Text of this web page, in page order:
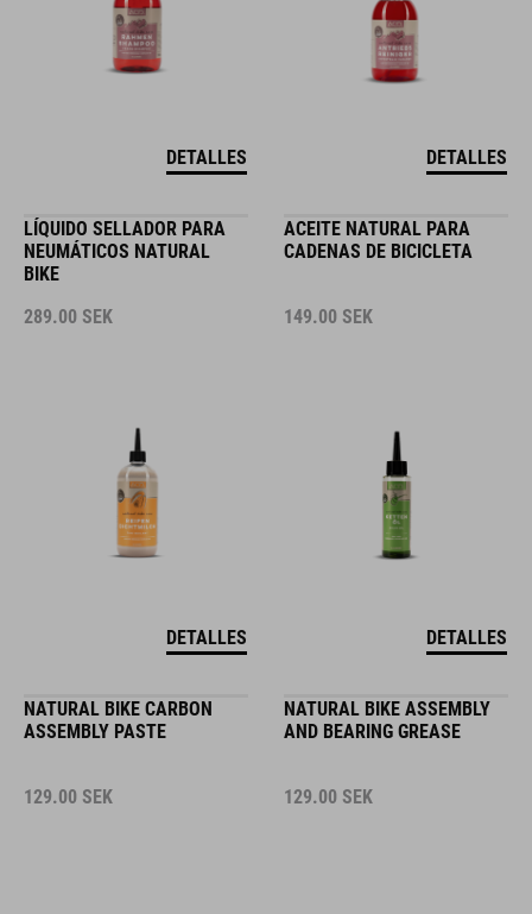
DETALLES DETALLES
LÍQUIDO SELLADOR PARA
NEUMÁTICOS NATURAL
BIKE
289.00 SEK
DETALLES
ACEITE NATURAL PARA
CADENAS DE BICICLETA
149.00 SEK
DETALLES
NATURAL BIKE CARBON
ASSEMBLY PASTE
129.00 SEK
NATURAL BIKE ASSEMBLY
AND BEARING GREASE
129.00 SEK